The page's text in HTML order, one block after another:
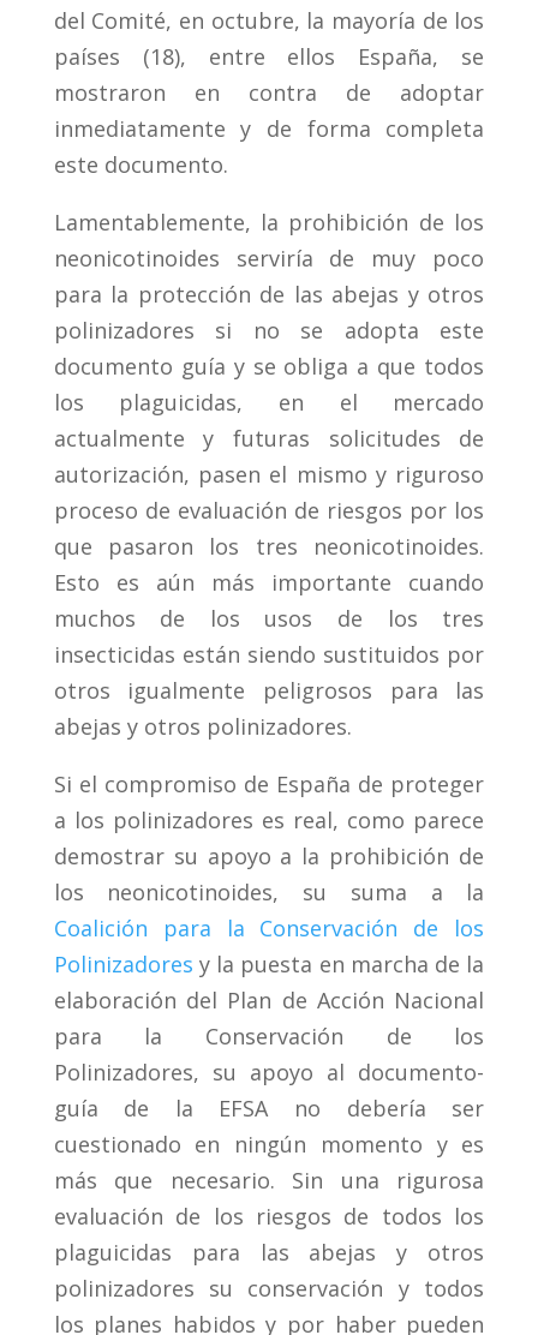
del Comité, en octubre, la mayoría de los
países (18), entre ellos España, se
mostraron en contra de adoptar
inmediatamente y de forma completa
este documento.
Lamentablemente, la prohibición de los
neonicotinoides serviría de muy poco
para la protección de las abejas y otros
polinizadores si no se adopta este
documento guía y se obliga a que todos
los plaguicidas, en el mercado
actualmente y futuras solicitudes de
autorización, pasen el mismo y riguroso
proceso de evaluación de riesgos por los
que pasaron los tres neonicotinoides.
Esto es aún más importante cuando
muchos de los usos de los tres
insecticidas están siendo sustituidos por
otros igualmente peligrosos para las
abejas y otros polinizadores.
Si el compromiso de España de proteger
a los polinizadores es real, como parece
demostrar su apoyo a la prohibición de
los neonicotinoides, su suma a la
Coalición para la Conservación de los
Polinizadores y la puesta en marcha de la
elaboración del Plan de Acción Nacional
para la Conservación de los
Polinizadores, su apoyo al documento-
guía de la EFSA no debería ser
cuestionado en ningún momento y es
más que necesario. Sin una rigurosa
evaluación de los riesgos de todos los
plaguicidas para las abejas y otros
polinizadores su conservación y todos
los planes habidos y por haber pueden